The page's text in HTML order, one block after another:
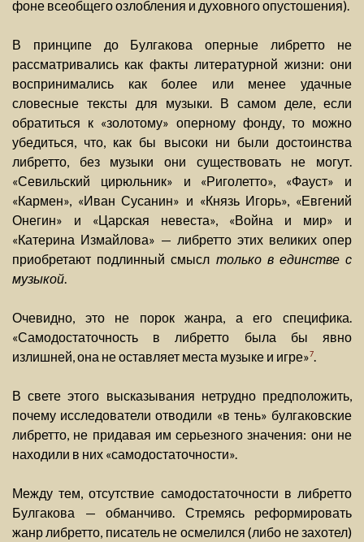
фоне всеобщего озлобления и духовного опустошения).
В принципе до Булгакова оперные либретто не
рассматривались как факты литературной жизни: они
воспринимались как более или менее удачные
словесные тексты для музыки. В самом деле, если
обратиться к «золотому» оперному фонду, то можно
убедиться, что, как бы высоки ни были достоинства
либретто, без музыки они существовать не могут.
«Севильский цирюльник» и «Риголетто», «Фауст» и
«Кармен», «Иван Сусанин» и «Князь Игорь», «Евгений
Онегин» и «Царская невеста», «Война и мир» и
«Катерина Измайлова» — либретто этих великих опер
приобретают подлинный смысл только в единстве с
музыкой.
Очевидно, это не порок жанра, а его специфика.
«Самодостаточность в либретто была бы явно
излишней, она не оставляет места музыке и игре»7.
В свете этого высказывания нетрудно предположить,
почему исследователи отводили «в тень» булгаковские
либретто, не придавая им серьезного значения: они не
находили в них «самодостаточности».
Между тем, отсутствие самодостаточности в либретто
Булгакова — обманчиво. Стремясь реформировать
жанр либретто, писатель не осмелился (либо не захотел)